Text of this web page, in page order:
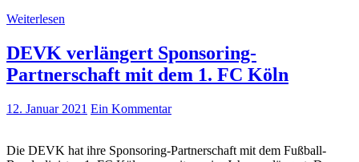
Weiterlesen
DEVK verlängert Sponsoring-
Partnerschaft mit dem 1. FC Köln
12. Januar 2021 Ein Kommentar
Die DEVK hat ihre Sponsoring-Partnerschaft mit dem Fußball-